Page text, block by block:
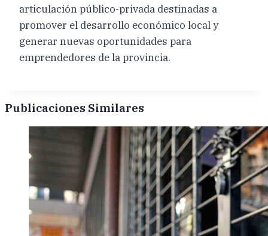
articulación público-privada destinadas a
promover el desarrollo económico local y
generar nuevas oportunidades para
emprendedores de la provincia.
Publicaciones Similares